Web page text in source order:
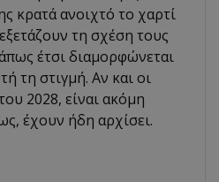
κρατά ανοιχτό το χαρτί
τη σχέση τους
έτσι διαμορφώνεται
τη στιγμή. Αν και οι
2028, είναι ακόμη
έχουν ήδη αρχίσει.